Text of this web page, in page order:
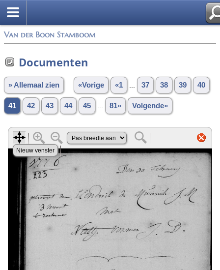
Van der Boon Stamboom
Documenten
» Allemaal zien «Vorige «1 37 38 39 40
41 42 43 44 45 81» Volgende»